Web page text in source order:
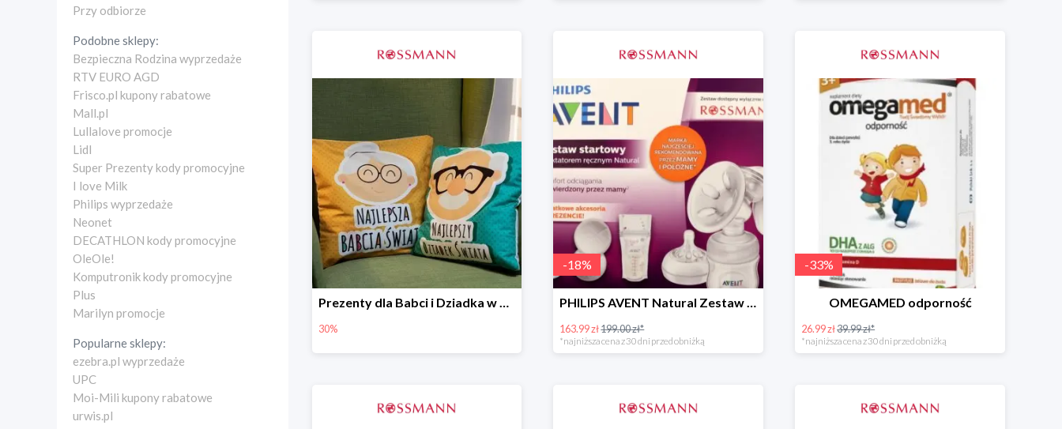
Przy odbiorze
Podobne sklepy:
Bezpieczna Rodzina wyprzedaże
RTV EURO AGD
Frisco.pl kupony rabatowe
Mall.pl
Lullalove promocje
Lidl
Super Prezenty kody promocyjne
I love Milk
Philips wyprzedaże
Neonet
DECATHLON kody promocyjne
OleOle!
Komputronik kody promocyjne
Plus
Marilyn promocje
Popularne sklepy:
ezebra.pl wyprzedaże
UPC
Moi-Mili kupony rabatowe
urwis.pl
Prezenty dla Babci i Dziadka w Rossmannie do -30%
30%
-18%
PHILIPS AVENT Natural Zestaw Startowy
163.99 zł199.00 zł*
*najniższa cena z 30 dni przed obniżką
-33%
OMEGAMED odporność
26.99 zł39.99 zł*
*najniższa cena z 30 dni przed obniżką